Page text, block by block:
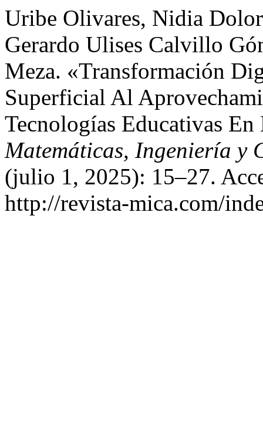
Uribe Olivares, Nidia
Gerardo Ulises Calvillo
Meza. «Transformación
Superficial Al
Tecnologías Educativas
Matemáticas, Ingeniería y
(julio 1, 2025): 15–27.
http://revista-mica.com/